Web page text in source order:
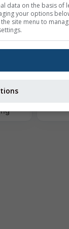
data on the basis of
your options
site menu to